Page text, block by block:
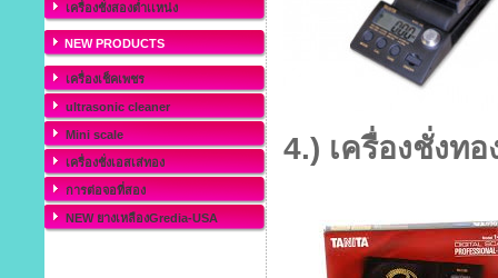
เครื่องชั่งสองต่ำเเหน่ง
NEW PRODUCTS
เครื่องเช็คเพชร
ultrasonic cleaner
Mini scale
เครื่องชั่งเอสเส่ทอง
การต่อจอที่สอง
NEW ยางเหลืองGredia-USA
4.) เครื่องชั่งท